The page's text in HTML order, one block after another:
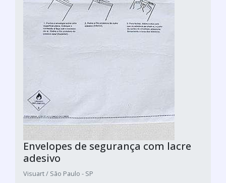
Envelopes de segurança com lacre
adesivo
Visuart / São Paulo - SP